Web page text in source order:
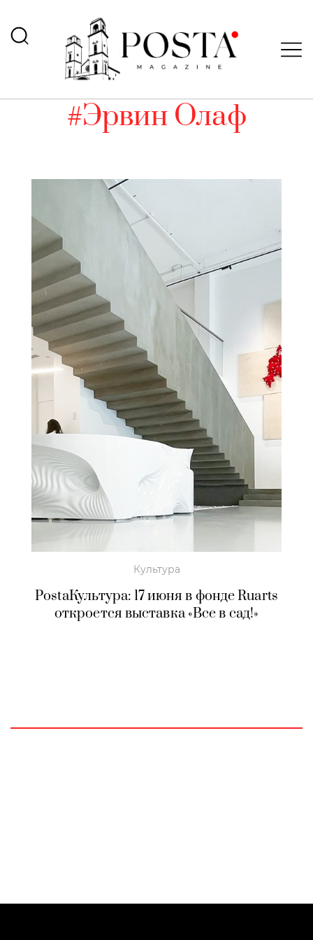
#Эрвин Олаф
Культура
PostaКультура: 17 июня в фонде Ruarts
откроется выставка «Все в сад!»